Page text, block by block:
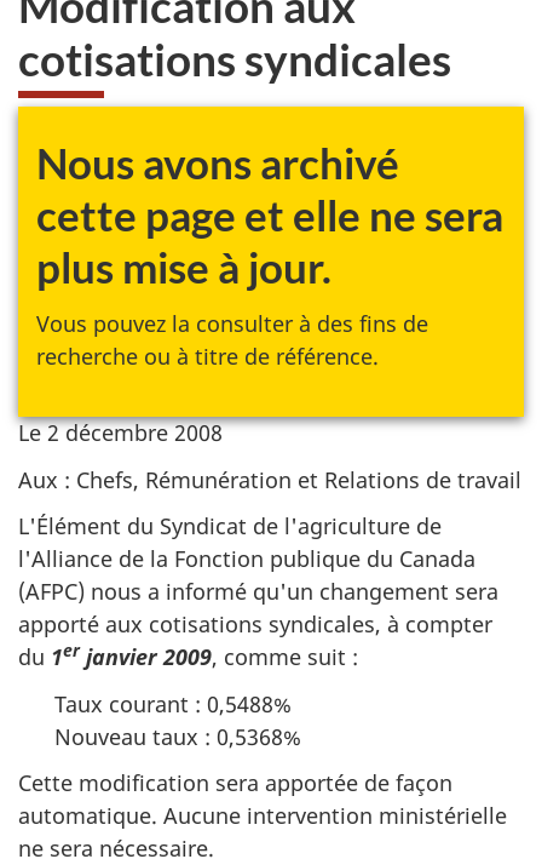
cotisations syndicales
Nous avons archivé
cette page et elle ne sera
plus mise à jour.
Vous pouvez la consulter à des fins de
recherche ou à titre de référence.
Le2 décembre 2008
Aux : Chefs, Rémunération et Relations de travail
L'Élément du Syndicat de l'agriculture de
l'Alliance de la Fonction publique du Canada
(AFPC) nous a informé qu'un changement sera
apporté aux cotisations syndicales, à compter
du 1erjanvier 2009, comme suit :
Taux courant : 0,5488%
Nouveau taux : 0,5368%
Cette modification sera apportée de façon
automatique. Aucune intervention ministérielle
ne sera nécessaire.